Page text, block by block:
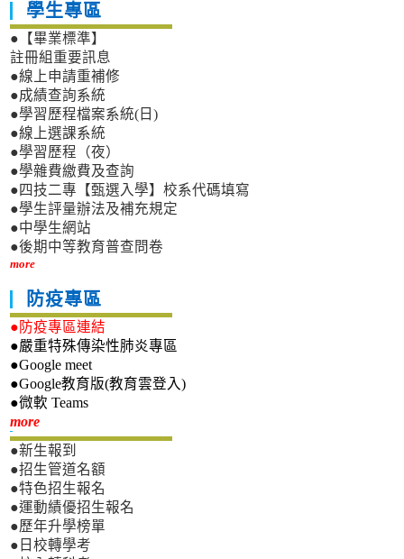
學生專區
●【畢業標準】
註冊組重要訊息
●線上申請重補修
●成績查詢系統
●學習歷程檔案系統(日)
●線上選課系統
●學習歷程（夜）
●學雜費繳費及查詢
●四技二專【甄選入學】校系代碼填寫
●學生評量辦法及補充規定
●中學生網站
●後期中等教育普查問卷
more
防疫專區
●防疫專區連結
●嚴重特殊傳染性肺炎專區
●Google meet
●Google教育版(教育雲登入)
●微軟 Teams
more新生專區
●新生報到
●招生管道名額
●特色招生報名
●運動績優招生報名
●歷年升學榜單
●日校轉學考